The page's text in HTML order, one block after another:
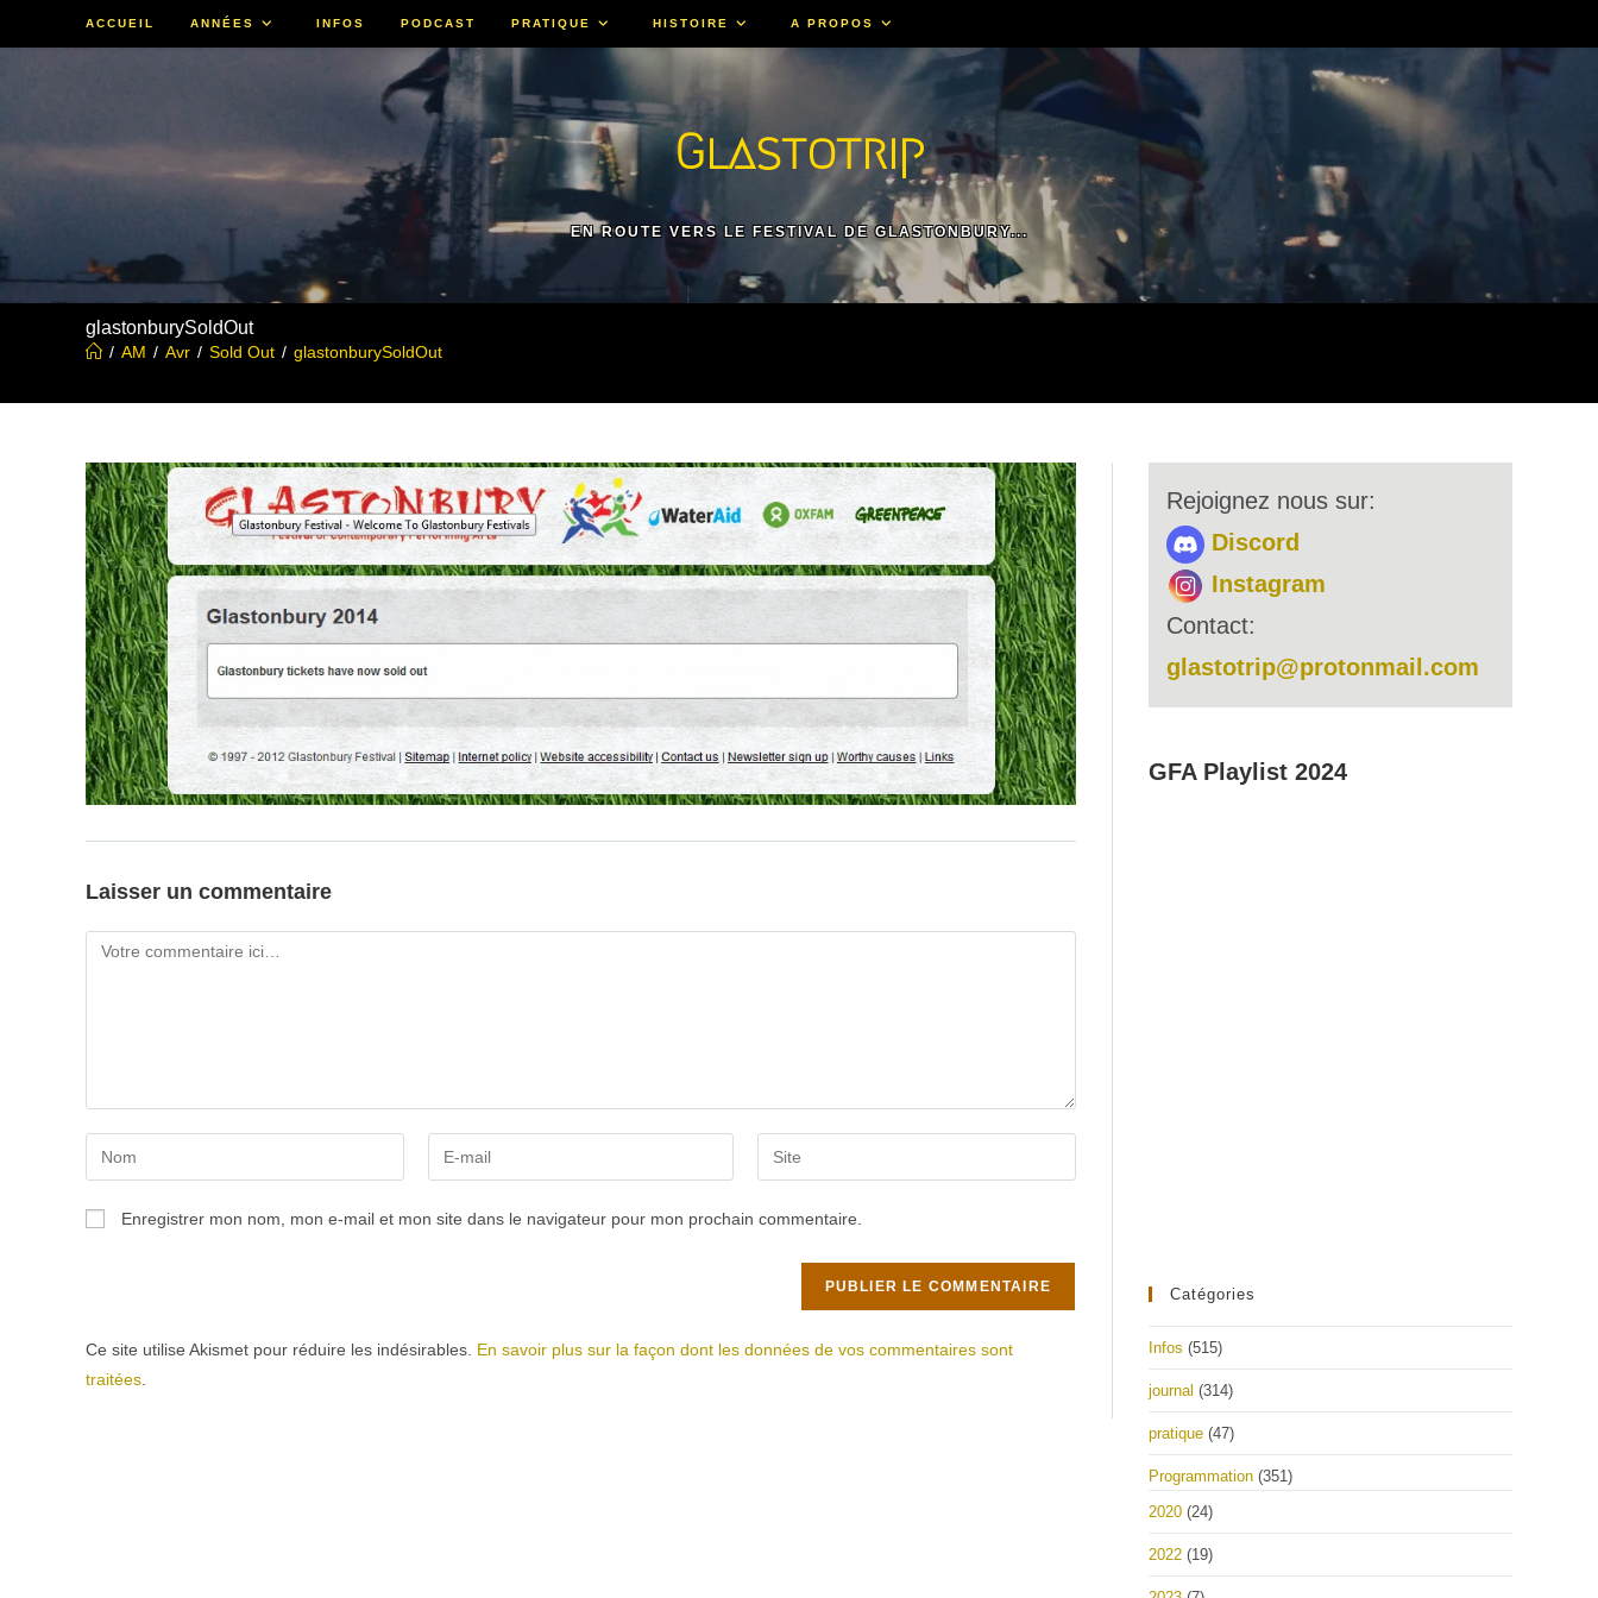
ACCUEIL ANNÉES INFOS PODCAST PRATIQUE HISTOIRE A PROPOS
Glastotrip
EN ROUTE VERS LE FESTIVAL DE GLASTONBURY...
glastonburySoldOut
/ AM / Avr / Sold Out / glastonburySoldOut
Laisser un commentaire
Comment
your
name
your
l’URL
(facultatif)
Enregistrer mon nom, mon e-mail et mon site dans le navigateur pour mon prochain commentaire.
Ce site utilise Akismet pour réduire les indésirables. En savoir plus sur la façon dont les données de vos commentaires sont
traitées
Rejoignez nous sur:
Discord
Instagram
Contact:
glastotrip@protonmail.com
GFA Playlist 2024
Catégories
Infos (515)
journal (314)
pratique (47)
Programmation (351)
2020 (24)
2022 (19)